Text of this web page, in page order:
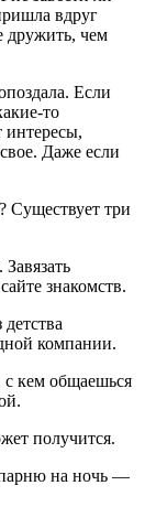
вдруг
дружить, чем
Если
то
интересы,
Даже если
Существует три
знакомств.
компании.
кем общаешься
получится.
парню на ночь —